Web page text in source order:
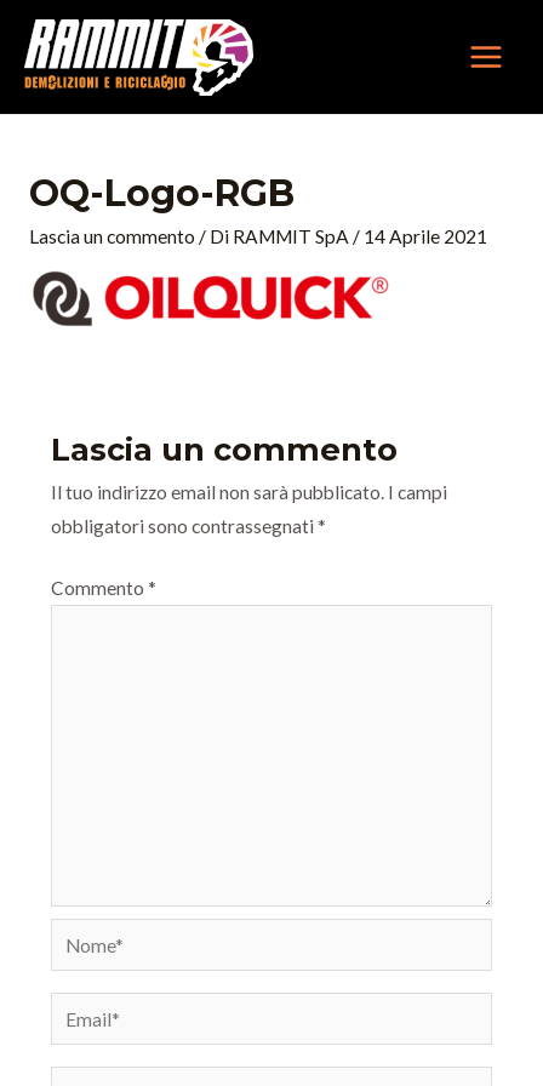
contenuto
OQ-Logo-RGB
Lascia un commento / Di RAMMIT SpA / 14 Aprile 2021
Lascia un commento
Il tuo indirizzo email non sarà pubblicato. I campi
obbligatori sono contrassegnati *
Commento *
Nome*
Email*